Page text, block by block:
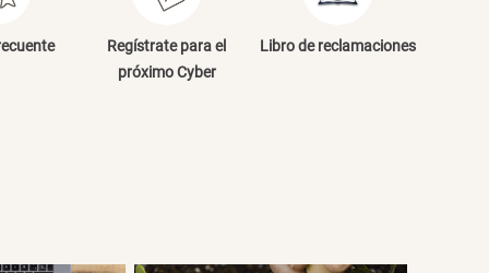
Regístrate para el
próximo Cyber
Libro de reclamaciones